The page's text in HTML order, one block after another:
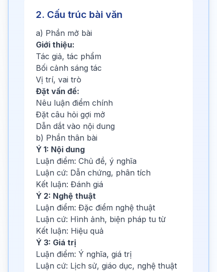
2. Cấu trúc bài văn
a) Phần mở bài
Giới thiệu:
Tác giả, tác phẩm
Bối cảnh sáng tác
Vị trí, vai trò
Đặt vấn đề:
Nêu luận điểm chính
Đặt câu hỏi gợi mở
Dẫn dắt vào nội dung
b) Phần thân bài
Ý 1: Nội dung
Luận điểm: Chủ đề, ý nghĩa
Luận cứ: Dẫn chứng, phân tích
Kết luận: Đánh giá
Ý 2: Nghệ thuật
Luận điểm: Đặc điểm nghệ thuật
Luận cứ: Hình ảnh, biện pháp tu từ
Kết luận: Hiệu quả
Ý 3: Giá trị
Luận điểm: Ý nghĩa, giá trị
Luận cứ: Lịch sử, giáo dục, nghệ thuật